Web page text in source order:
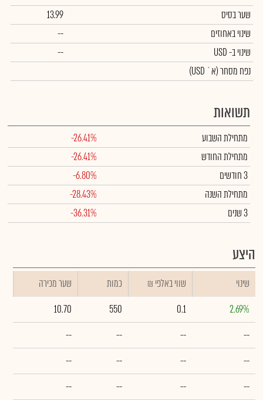
שער בסיס
13.99
שינוי באחוזים
--
שינויב- USD
--
נפח מסחר(א` USD)
תשואות
מתחילת השבוע
-26.41%
מתחילת החודש
-26.41%
3 חודשים
-6.80%
מתחילת השנה
-28.43%
3 שנים
-36.31%
היצע
שינוי ₪ שווי באלפי כמות
שער מכירה
2.69%
0.1
550
10.70
--
--
--
--
--
--
--
--
--
--
--
--